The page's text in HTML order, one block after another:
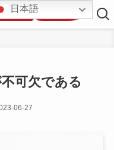
可欠である
06-27
日本語